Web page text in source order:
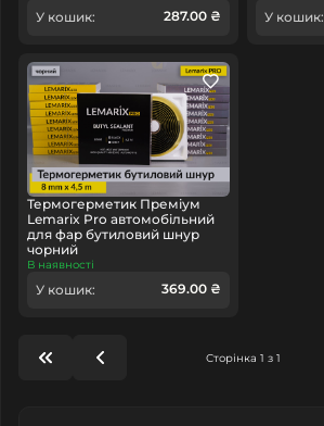
У кошик: 287.00 ₴ У кошик:
Термогерметик Преміум
Lemarix Pro автомобільний
для фар бутиловий шнур
чорний
В наявності
У кошик: 369.00 ₴
Сторінка 1 з 1